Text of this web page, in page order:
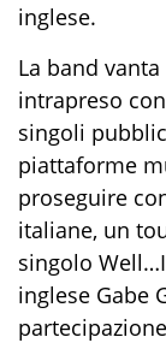
inglese.
La band
intrapreso
singoli
piattaforme
proseguire
italiane, un
singolo
inglese Gabe